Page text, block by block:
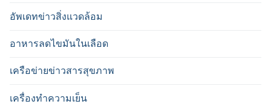
อัพเดทข่าวสิ่งแวดล้อม
อาหารลดไขมันในเลือด
เครือข่ายข่าวสารสุขภาพ
เครื่องทำความเย็น